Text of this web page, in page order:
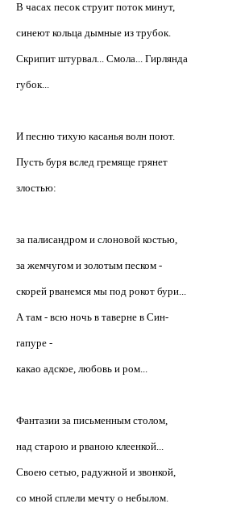
В часах песок струит поток минут,
синеют кольца дымные из трубок.
Скрипит штурвал... Смола... Гирлянда
губок...
И песню тихую касанья волн поют.
Пусть буря вслед гремяще грянет
злостью:
за палисандром и слоновой костью,
за жемчугом и золотым песком -
скорей рванемся мы под рокот бури...
А там - всю ночь в таверне в Син-
гапуре -
какао адское, любовь и ром...
Фантазии за письменным столом,
над старою и рваною клеенкой...
Своею сетью, радужной и звонкой,
со мной сплели мечту о небылом.